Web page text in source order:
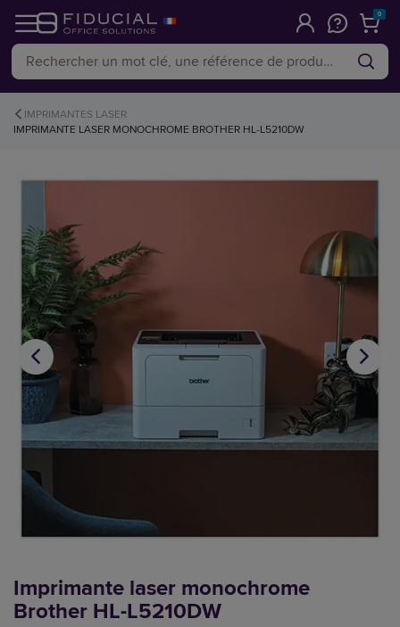
0
IMPRIMANTES LASER
IMPRIMANTE LASER MONOCHROME BROTHER HL-L5210DW
Imprimante laser monochrome
Brother HL-L5210DW